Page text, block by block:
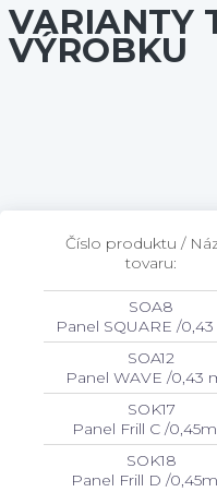
VARIANTY
VÝROBKU
Číslo produktu /
tovaru:
SOA8
Panel SQUARE /
SOA12
Panel WAVE /0,43
SOK17
Panel Frill C /
SOK18
Panel Frill D /